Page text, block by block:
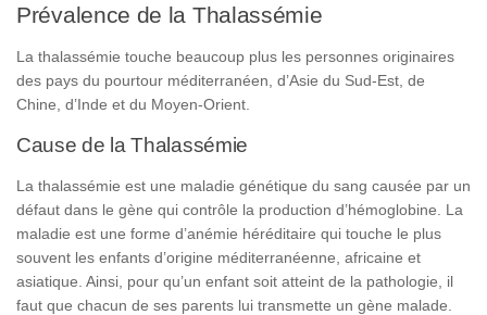
Prévalence de la Thalassémie
La thalassémie touche beaucoup plus les personnes originaires
des pays du pourtour méditerranéen, d’Asie du Sud-Est, de
Chine, d’Inde et du Moyen-Orient.
Cause de la Thalassémie
La thalassémie est une maladie génétique du sang causée par un
défaut dans le gène qui contrôle la production d’hémoglobine. La
maladie est une forme d’anémie héréditaire qui touche le plus
souvent les enfants d’origine méditerranéenne, africaine et
asiatique. Ainsi, pour qu’un enfant soit atteint de la pathologie, il
faut que chacun de ses parents lui transmette un gène malade.